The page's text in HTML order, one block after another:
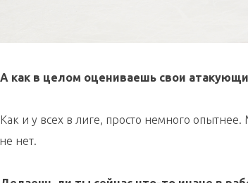
как в целом оцениваешь свои
и у всех в лиге, просто немного
нет.